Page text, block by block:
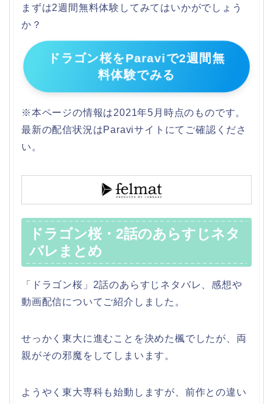
まずは2週間無料体験してみてはいかがでしょう
か？
ドラゴン桜をParaviで2週間無
料体験でみる
※本ページの情報は2021年5月時点のものです。
最新の配信状況はParaviサイトにてご確認くださ
い。
ドラゴン桜・2話のあらすじネタ
バレまとめ
「ドラゴン桜」2話のあらすじネタバレ、感想や
動画配信についてご紹介しました。
せっかく東大に進むことを決めた楓でしたが、両
親がその邪魔をしてしまいます。
ようやく東大専科も始動しますが、前作との違い